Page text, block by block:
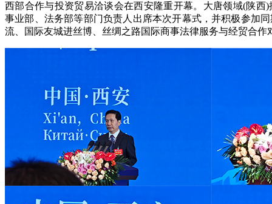
西部合作与投资贸易洽谈会在西安隆重开幕。大唐领域(陕西
事业部、法务部等部门负责人出席本次开幕式，并积极参加
流、国际友城进丝博、丝绸之路国际商事法律服务与经贸合作